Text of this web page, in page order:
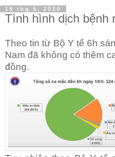
19 thg 5, 2020
Tình hình dịch bệnh
Theo tin từ Bộ Y tế 6h
Nam đã không có thêm
đồng.